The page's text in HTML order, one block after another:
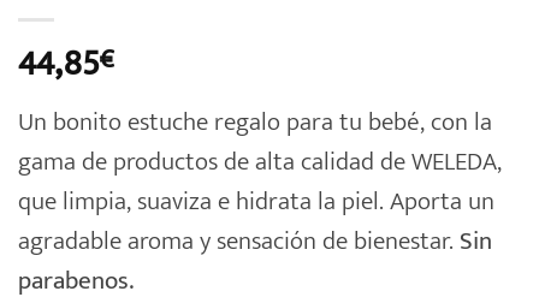
44,85€
Un bonito estuche regalo para tu bebé, con la
gama de productos de alta calidad de WELEDA,
que limpia, suaviza e hidrata la piel. Aporta un
agradable aroma y sensación de bienestar. Sin
parabenos.